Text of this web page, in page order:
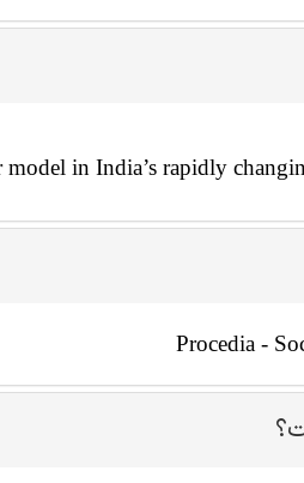
in India’s rapidly
Procedia -